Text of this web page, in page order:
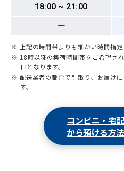
18:00 ~ 21:00
ー
※ 上記の時間帯よりも細かい時間指定
※ 18時以降の集荷時間帯をご希望さ
日となります。
※ 配送業者の都合で引取り、お届け
す。
コンビニ・宅
から預ける方